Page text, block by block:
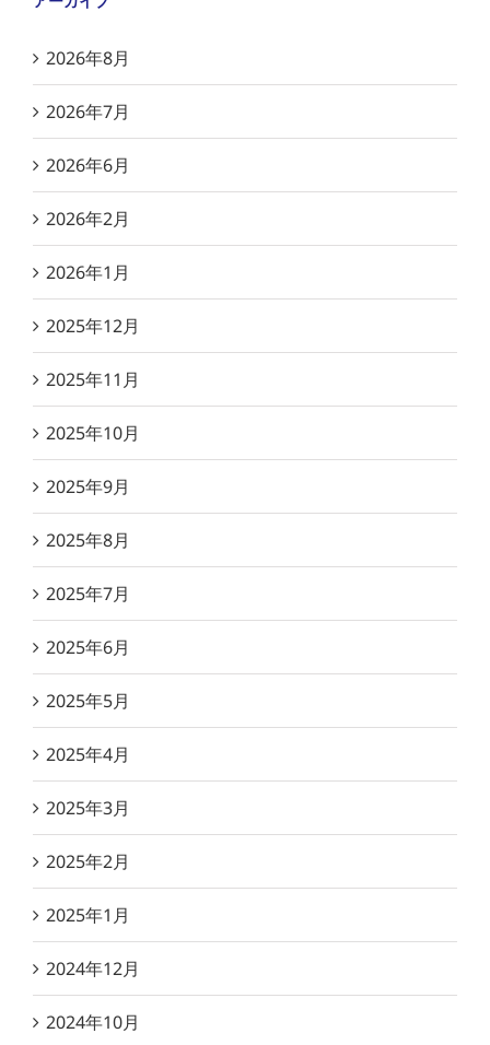
2026年8月
2026年7月
2026年6月
2026年2月
2026年1月
2025年12月
2025年11月
2025年10月
2025年9月
2025年8月
2025年7月
2025年6月
2025年5月
2025年4月
2025年3月
2025年2月
2025年1月
2024年12月
2024年10月